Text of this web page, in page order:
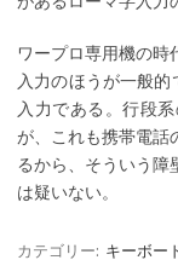
ワープロ専用機の時
入力のほうが一般
入力である。行段
が、これも携帯電話
るから、そういう障
は疑いない。
カテゴリー: キーボー